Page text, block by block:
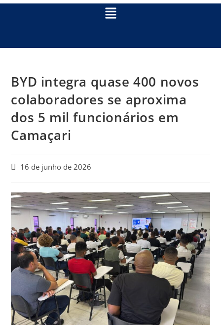
BYD integra quase 400 novos
colaboradores se aproxima
dos 5 mil funcionários em
Camaçari
16 de junho de 2026